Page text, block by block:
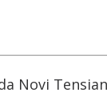
Novi